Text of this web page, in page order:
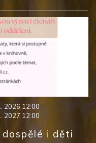
2026 12:00
2027 12:00
i děti